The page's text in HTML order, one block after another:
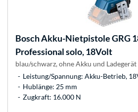
BoschAkku-Nietpistole GRG
Professional solo, 18Volt
blau/schwarz, ohne Akku und Ladegerät
Leistung/Spannung: Akku-Betrieb,
Hublänge: 25 mm
Zugkraft: 16.000 N